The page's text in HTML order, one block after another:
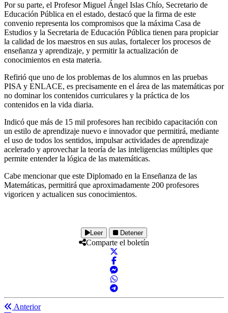
Por su parte, el Profesor Miguel Ángel Islas Chío, Secretario de
Educación Pública en el estado, destacó que la firma de este
convenio representa los compromisos que la máxima Casa de
Estudios y la Secretaria de Educación Pública tienen para propiciar
la calidad de los maestros en sus aulas, fortalecer los procesos de
enseñanza y aprendizaje, y permitir la actualización de
conocimientos en esta materia.
Refirió que uno de los problemas de los alumnos en las pruebas
PISA y ENLACE, es precisamente en el área de las matemáticas por
no dominar los contenidos curriculares y la práctica de los
contenidos en la vida diaria.
Indicó que más de 15 mil profesores han recibido capacitación con
un estilo de aprendizaje nuevo e innovador que permitirá, mediante
el uso de todos los sentidos, impulsar actividades de aprendizaje
acelerado y aprovechar la teoría de las inteligencias múltiples que
permite entender la lógica de las matemáticas.
Cabe mencionar que este Diplomado en la Enseñanza de las
Matemáticas, permitirá que aproximadamente 200 profesores
vigoricen y actualicen sus conocimientos.
Leer Detener
Comparte el boletín
Anterior